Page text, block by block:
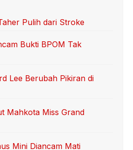
Pulih dari Stroke
Bukti BPOM Tak
Lee Berubah Pikiran di
Mahkota Miss Grand
Mini Diancam Mati